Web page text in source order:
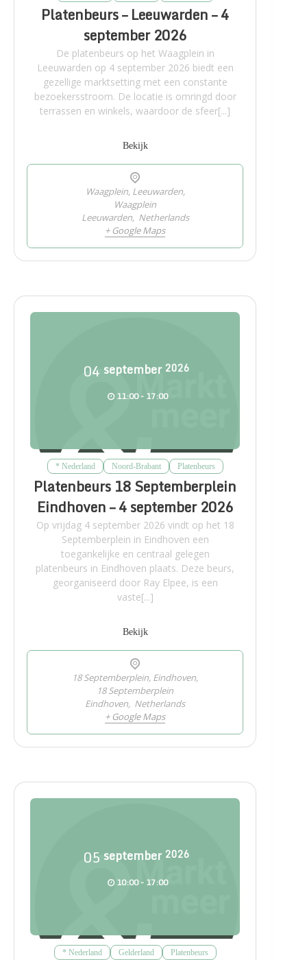
Platenbeurs – Leeuwarden – 4
september 2026
De platenbeurs op het Waagplein in
Leeuwarden op 4 september 2026 biedt een
gezellige marktsetting met een constante
bezoekersstroom. De locatie is omringd door
terrassen en winkels, waardoor de sfeer[...]
Bekijk
Waagplein, Leeuwarden,
Waagplein
Leeuwarden, Netherlands
+ Google Maps
04 september 2026
11:00 - 17:00
* Nederland Noord-Brabant Platenbeurs
Platenbeurs 18 Septemberplein
Eindhoven – 4 september 2026
Op vrijdag 4 september 2026 vindt op het 18
Septemberplein in Eindhoven een
toegankelijke en centraal gelegen
platenbeurs in Eindhoven plaats. Deze beurs,
georganiseerd door Ray Elpee, is een
vaste[...]
Bekijk
18 Septemberplein, Eindhoven,
18 Septemberplein
Eindhoven, Netherlands
+ Google Maps
05 september 2026
10:00 - 17:00
* Nederland Gelderland Platenbeurs